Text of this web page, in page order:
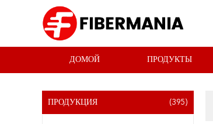
ДОМОЙ ПРОДУКТЫ
ПРОДУКЦИЯ (395)